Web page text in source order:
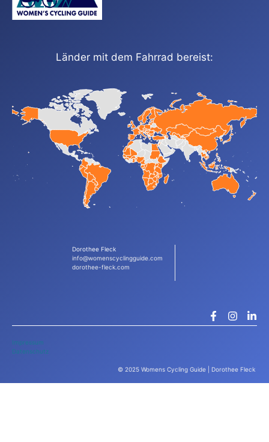
Länder mit dem Fahrrad bereist:
Dorothee Fleck
info@womenscyclingguide.com
dorothee-fleck.com
Impressum
Datenschutz
© 2025 Womens Cycling Guide | Dorothee Fleck